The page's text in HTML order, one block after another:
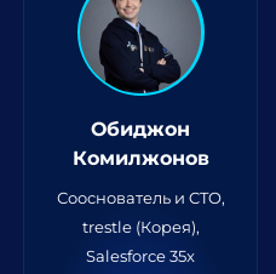
Обиджон
Комилжонов
Сооснователь и CTO,
trestle (Корея),
Salesforce 35x